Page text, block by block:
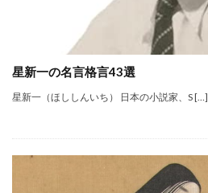
星新一の名言格言43選
星新一（ほししんいち） 日本の小説家、S […]